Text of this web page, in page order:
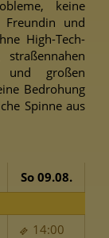
keine
Freundin und
High-Tech-
und großen
Bedrohung
Spinne aus
So 09.08.
14:00